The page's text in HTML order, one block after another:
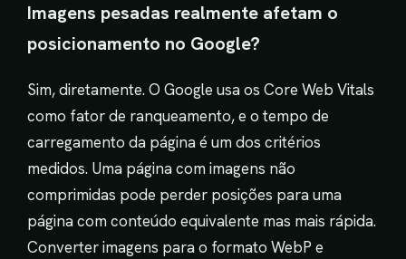
Imagens pesadas realmente afetam o
posicionamento no Google?
Sim, diretamente. O Google usa os Core Web Vitals
como fator de ranqueamento, e o tempo de
carregamento da página é um dos critérios
medidos. Uma página com imagens não
comprimidas pode perder posições para uma
página com conteúdo equivalente mas mais rápida.
Converter imagens para o formato WebP e